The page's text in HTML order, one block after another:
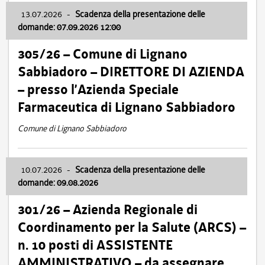
13.07.2026 - Scadenza della presentazione delle
domande: 07.09.2026 12:00
305/26 – Comune di Lignano
Sabbiadoro – DIRETTORE DI AZIENDA
– presso l’Azienda Speciale
Farmaceutica di Lignano Sabbiadoro
Comune di Lignano Sabbiadoro
10.07.2026 - Scadenza della presentazione delle
domande: 09.08.2026
301/26 – Azienda Regionale di
Coordinamento per la Salute (ARCS) –
n. 10 posti di ASSISTENTE